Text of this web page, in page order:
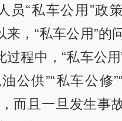
员“私车公用”政
来，“私车公用”的
过程中，“私车公
公供”“私车公修
而且一旦发生事